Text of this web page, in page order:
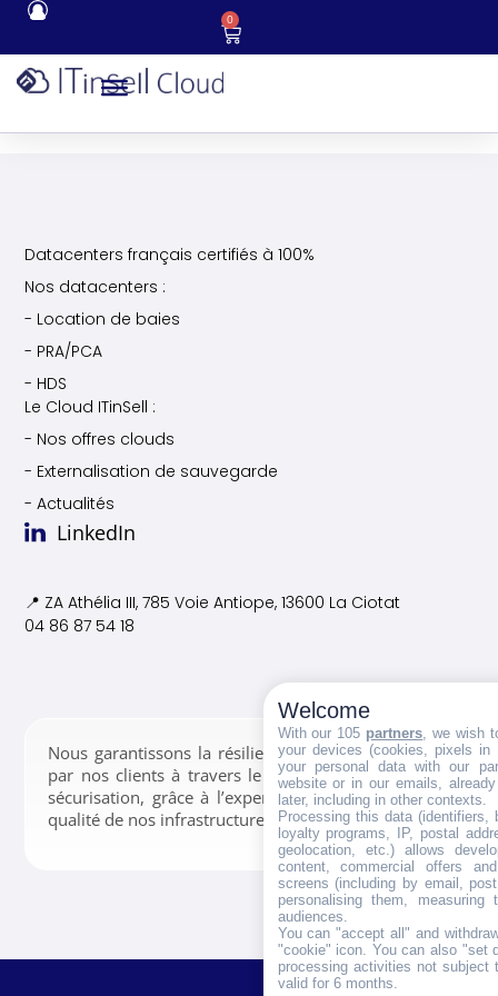
0
Datacenters français certifiés à 100%
Nos datacenters :
- Location de baies
- PRA/PCA
- HDS
Le Cloud ITinSell :
- Nos offres clouds
- Externalisation de sauvegarde
- Actualités
LinkedIn
📍 ZA Athélia III, 785 Voie Antiope, 13600 La Ciotat
04 86 87 54 18
Nous garantissons la résilience des données confiées
par nos clients à travers le stockage, la gestion et la
sécurisation, grâce à l’expertise de nos équipes et la
qualité de nos infrastructures.
Welcome
With our 105 partners , we wish
your devices (cookies, pixels
your personal data with our
website or in our emails,
later, including in other contexts.
Processing this data (identifiers,
loyalty programs, IP, postal
geolocation, etc.) allows
content, commercial offers
screens (including by email,
personalising them, measuring
audiences.
You can "accept all" and
"cookie" icon . You can also "set
processing activities not subject
valid for 6 months.